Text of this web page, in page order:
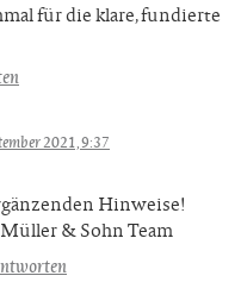
für die klare, fundierte
2021, 9:37
Hinweise!
& Sohn Team